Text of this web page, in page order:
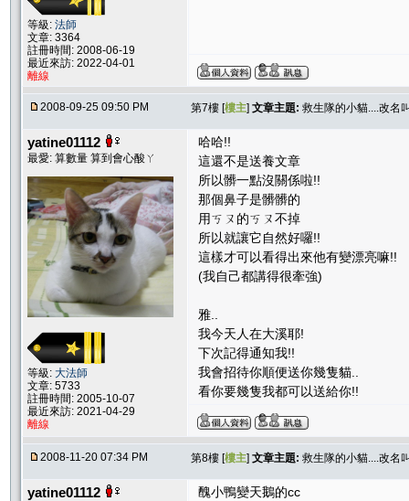
等級: 法師
文章: 3364
註冊時間: 2008-06-19
最近來訪: 2022-04-01
離線
2008-09-25 09:50 PM 第7樓 [樓主] 文章主題: 救生隊的小貓....改名
yatine01112
最愛: 算數量 算到會心酸ㄚ
等級: 大法師
文章: 5733
註冊時間: 2005-10-07
最近來訪: 2021-04-29
離線
哈哈!!
這還不是送養文章
所以髒一點沒關係啦!!
那個鼻子是髒髒的
用ㄎㄡ的ㄎㄡ不掉
所以就讓它自然好囉!!
這樣才可以看得出來他有變漂亮嘛!!
(我自己都講得很牽強)
雅..
我今天人在大溪耶!
下次記得通知我!!
我會招待你順便送你幾隻貓..
看你要幾隻我都可以送給你!!
2008-11-20 07:34 PM 第8樓 [樓主] 文章主題: 救生隊的小貓....改名
yatine01112
醜小鴨變天鵝的cc